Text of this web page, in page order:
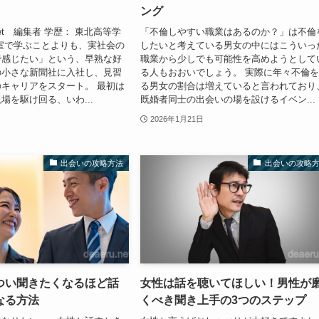
編集者 学歴： 東北高等学
で学ぶことよりも、実社会の
じたい」という、早熟な好
さな新聞社に入社し、見習
ャリアをスタート。 最初は
を駆け回る、いわ...
ング
「不倫しやすい職業はあるのか？」は不倫
したいと考えている男女の中にはこういっ
職業から少しでも可能性を高めようとして
る人もおおいでしょう。 実際に年々不倫
る男女の割合は増えていると言われており
既婚者同士の出会いの場を設けるイベン...
2026年1月21日
出会いの攻略方法
い聞きたくなるほど話
る方法
出会いの攻略
女性は話を聴いてほしい！男性が
くべき聞き上手の3つのステップ